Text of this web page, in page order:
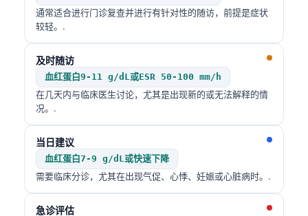
通常适合进行门诊复查并进行有针对性的随访，前提是症状
较轻。.
及时随访
血红蛋白9-11 g/dL或ESR 50-100 mm/h
在几天内与临床医生讨论，尤其是出现新的或无法解释的情
况。.
当日建议
血红蛋白7-9 g/dL或快速下降
需要临床分诊，尤其在出现气促、心悸、妊娠或心脏病时。.
急诊评估Հայերեն
Íslenska
Српски језик
Svenska
Bosanski
Azərbaycan dili
Eesti
日本語
Čeština
ქართული